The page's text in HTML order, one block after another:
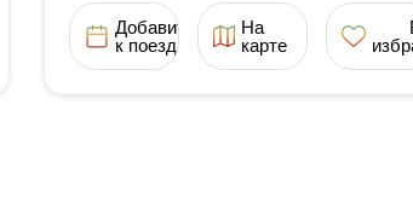
Добавить
к поездке
На
карте